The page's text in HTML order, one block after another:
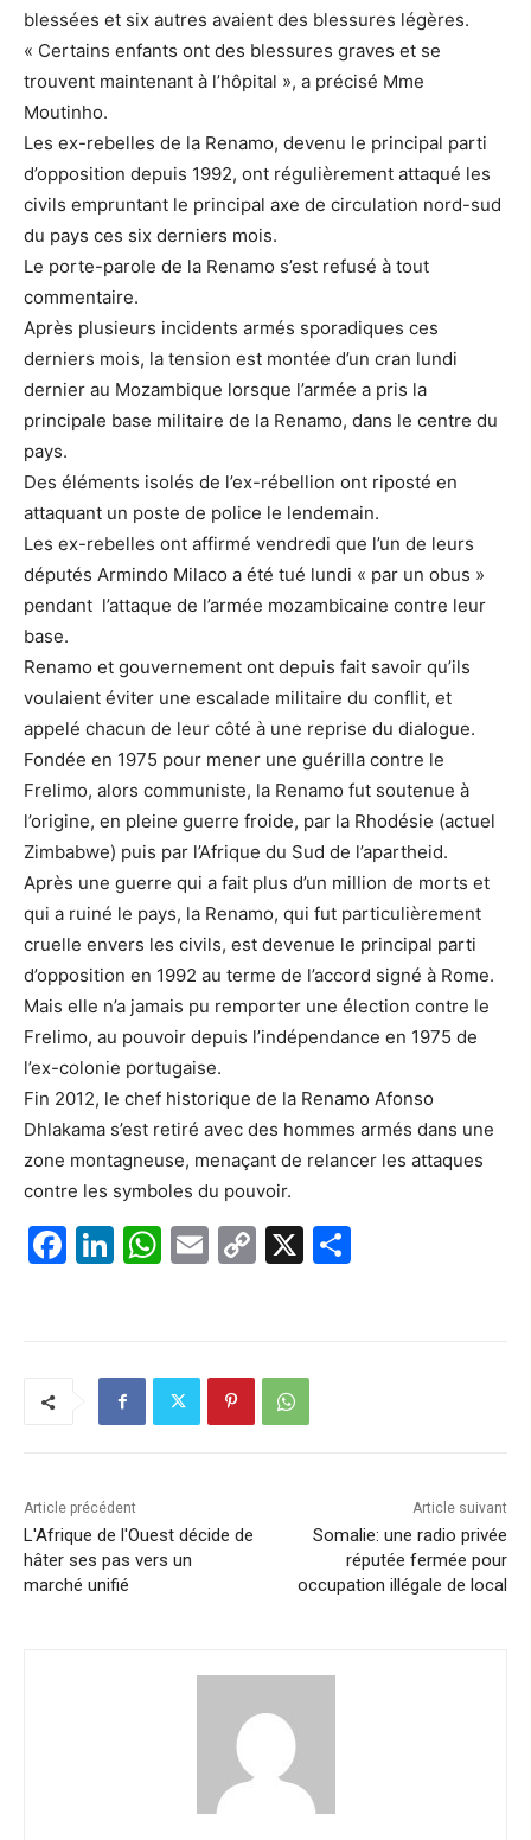
blessées et six autres avaient des blessures légères.
« Certains enfants ont des blessures graves et se
trouvent maintenant à l’hôpital », a précisé Mme
Moutinho.
Les ex-rebelles de la Renamo, devenu le principal parti
d’opposition depuis 1992, ont régulièrement attaqué les
civils empruntant le principal axe de circulation nord-sud
du pays ces six derniers mois.
Le porte-parole de la Renamo s’est refusé à tout
commentaire.
Après plusieurs incidents armés sporadiques ces
derniers mois, la tension est montée d’un cran lundi
dernier au Mozambique lorsque l’armée a pris la
principale base militaire de la Renamo, dans le centre du
pays.
Des éléments isolés de l’ex-rébellion ont riposté en
attaquant un poste de police le lendemain.
Les ex-rebelles ont affirmé vendredi que l’un de leurs
députés Armindo Milaco a été tué lundi « par un obus »
pendant l’attaque de l’armée mozambicaine contre leur
base.
Renamo et gouvernement ont depuis fait savoir qu’ils
voulaient éviter une escalade militaire du conflit, et
appelé chacun de leur côté à une reprise du dialogue.
Fondée en 1975 pour mener une guérilla contre le
Frelimo, alors communiste, la Renamo fut soutenue à
l’origine, en pleine guerre froide, par la Rhodésie (actuel
Zimbabwe) puis par l’Afrique du Sud de l’apartheid.
Après une guerre qui a fait plus d’un million de morts et
qui a ruiné le pays, la Renamo, qui fut particulièrement
cruelle envers les civils, est devenue le principal parti
d’opposition en 1992 au terme de l’accord signé à Rome.
Mais elle n’a jamais pu remporter une élection contre le
Frelimo, au pouvoir depuis l’indépendance en 1975 de
l’ex-colonie portugaise.
Fin 2012, le chef historique de la Renamo Afonso
Dhlakama s’est retiré avec des hommes armés dans une
zone montagneuse, menaçant de relancer les attaques
contre les symboles du pouvoir.
F
k
Li
dI
n
W
A
p
E
C
Li
n
X
Article précédent
L'Afrique de l'Ouest décide de
hâter ses pas vers un
marché unifié
Article suivant
Somalie: une radio privée
réputée fermée pour
occupation illégale de local